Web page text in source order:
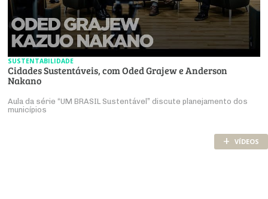
SUSTENTABILIDADE
Cidades Sustentáveis, com Oded Grajew e Anderson
Nakano
Aula da série “UM BRASIL Sustentável” discute planejamento dos
municípios
+ VÍDEOS